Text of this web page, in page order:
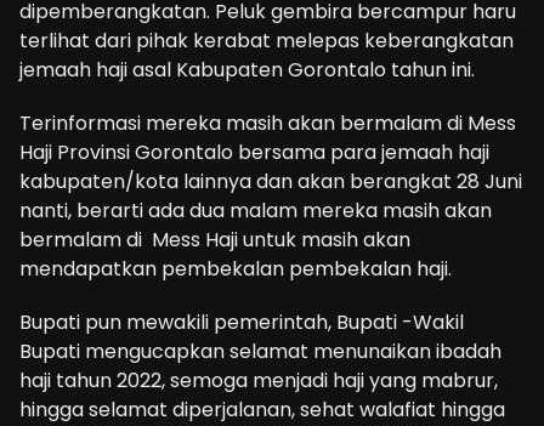
dipemberangkatan. Peluk gembira bercampur haru
terlihat dari pihak kerabat melepas keberangkatan
jemaah haji asal Kabupaten Gorontalo tahun ini.
Terinformasi mereka masih akan bermalam di Mess
Haji Provinsi Gorontalo bersama para jemaah haji
kabupaten/kota lainnya dan akan berangkat 28 Juni
nanti, berarti ada dua malam mereka masih akan
bermalam di Mess Haji untuk masih akan
mendapatkan pembekalan pembekalan haji.
Bupati pun mewakili pemerintah, Bupati -Wakil
Bupati mengucapkan selamat menunaikan ibadah
haji tahun 2022, semoga menjadi haji yang mabrur,
hingga selamat diperjalanan, sehat walafiat hingga